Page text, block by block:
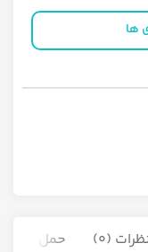
ها
(0) حمل و نقل